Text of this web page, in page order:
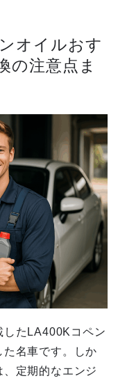
オイルおす
の注意点ま
したLA400Kコペン
名車です。しか
定期的なエンジ